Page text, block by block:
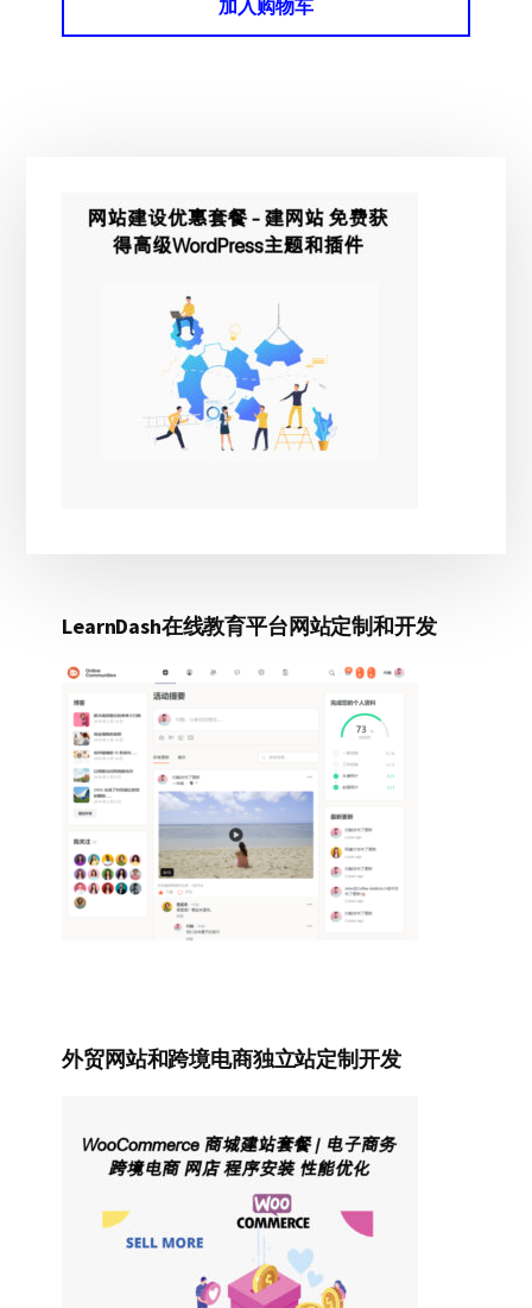
¥255.00。
格
加入购物车
LearnDash在线教育平台网站定制和开发
外贸网站和跨境电商独立站定制开发